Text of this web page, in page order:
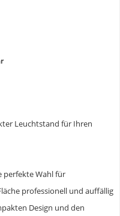
Leuchtstand für Ihren
perfekte Wahl für
professionell und auffällig
Design und den